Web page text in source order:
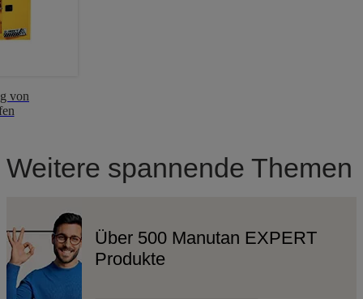
von
Weitere spannende Themen
Über 500 Manutan EXPERT
Produkte